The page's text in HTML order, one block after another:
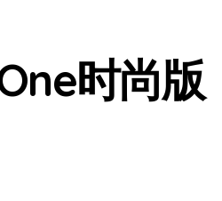
时尚版